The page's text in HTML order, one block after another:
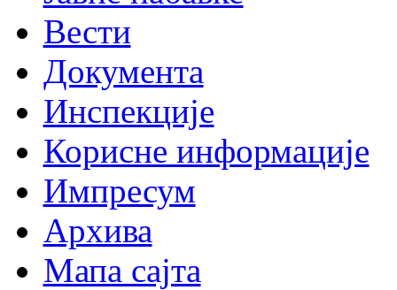
Вести
Документа
Инспекције
Корисне информације
Импресум
Архива
Мапа сајта